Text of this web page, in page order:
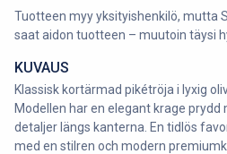
Tuotteen myy yksityishenkilö, mutta
saat aidon tuotteen – muutoin täysi
KUVAUS
Klassisk kortärmad pikétröja i lyxig
Modellen har en elegant krage
detaljer längs kanterna. En tidlös
med en stilren och modern